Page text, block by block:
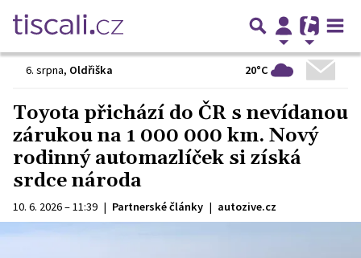
6. srpna, Oldřiška 20°C
Toyota přichází do ČR s nevídanou
zárukou na 1 000 000 km. Nový
rodinný automazlíček si získá
srdce národa
10. 6. 2026 – 11:39 | Partnerské články | autozive.cz